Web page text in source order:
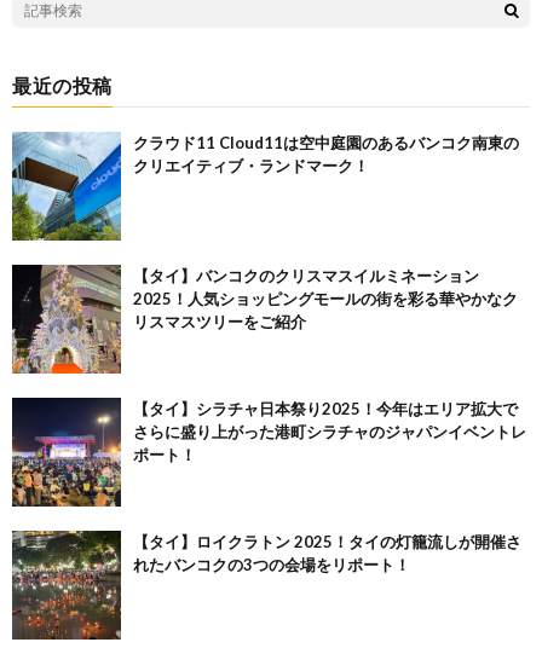
最近の投稿
クラウド11 Cloud11は空中庭園のあるバンコク南東の
クリエイティブ・ランドマーク！
【タイ】バンコクのクリスマスイルミネーション
2025！人気ショッピングモールの街を彩る華やかなク
リスマスツリーをご紹介
【タイ】シラチャ日本祭り2025！今年はエリア拡大で
さらに盛り上がった港町シラチャのジャパンイベントレ
ポート！
【タイ】ロイクラトン 2025！タイの灯籠流しが開催さ
れたバンコクの3つの会場をリポート！